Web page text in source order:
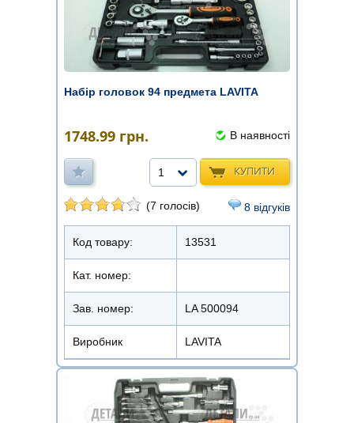
Набір головок 94 предмета LAVITA
1748.99 грн. В наявності
КУПИТИ
1
(7 голосів) 8 відгуків
Код товару: 13531
Кат. номер:
Зав. номер: LA 500094
Виробник LAVITA